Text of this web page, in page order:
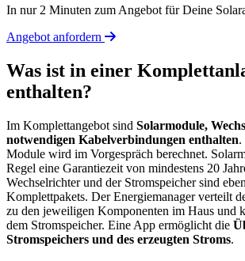
In nur 2 Minuten zum Angebot für Deine
Angebot anfordern
Was ist in einer
enthalten?
Im Komplettangebot sind Solarmodule,
notwendigen Kabelverbindungen enthalten.
Module wird im Vorgespräch berechnet.
Regel eine Garantiezeit von mindestens 20
Wechselrichter und der Stromspeicher sind
Komplettpakets. Der Energiemanager verteilt
zu den jeweiligen Komponenten im Haus und
dem Stromspeicher. Eine App ermöglicht die
Stromspeichers und des erzeugten Stroms.